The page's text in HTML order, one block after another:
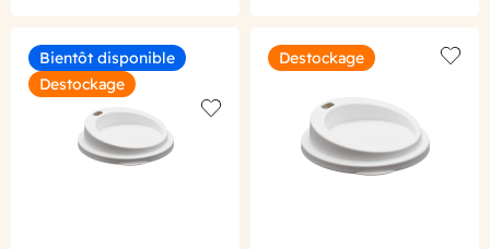
Bientôt disponible
Destockage
Add to wishlist
Destockage